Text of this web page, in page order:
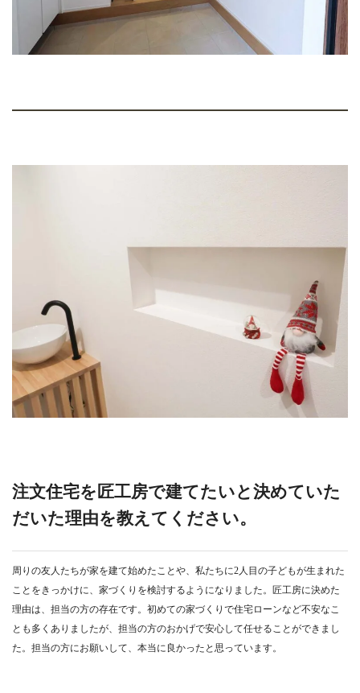
注文住宅を匠工房で建てたいと決めていた
だいた理由を教えてください。
周りの友人たちが家を建て始めたことや、私たちに2人目の子どもが生まれた
ことをきっかけに、家づくりを検討するようになりました。匠工房に決めた
理由は、担当の方の存在です。初めての家づくりで住宅ローンなど不安なこ
とも多くありましたが、担当の方のおかげで安心して任せることができまし
た。担当の方にお願いして、本当に良かったと思っています。